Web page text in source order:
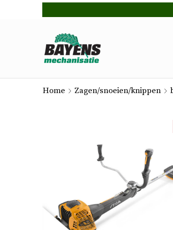
Home Zagen/snoeien/knippen